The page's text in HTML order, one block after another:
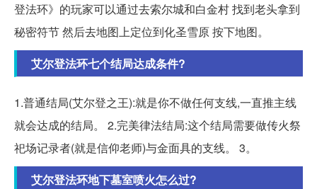
登法环》的玩家可以通过去索尔城和白金村 找到老头拿到
秘密符节 然后去地图上定位到化圣雪原 按下地图。
艾尔登法环七个结局达成条件?
1.普通结局(艾尔登之王):就是你不做任何支线,一直推主线
就会达成的结局。 2.完美律法结局:这个结局需要做传火祭
祀场记录者(就是信仰老师)与金面具的支线。 3。
艾尔登法环地下墓室喷火怎么过?